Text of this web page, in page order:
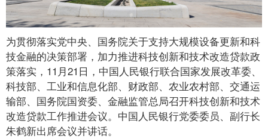
为贯彻落实党中央、国务院关于支持大规模设备更新和科
技金融的决策部署，加力推进科技创新和技术改造贷款政
策落实，11月21日，中国人民银行联合国家发展改革委、
科技部、工业和信息化部、财政部、农业农村部、交通运
输部、国务院国资委、金融监管总局召开科技创新和技术
改造贷款工作推进会议。中国人民银行党委委员、副行长
朱鹤新出席会议并讲话。